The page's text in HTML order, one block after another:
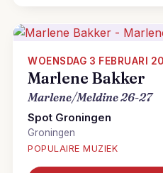
WOENSDAG 3 FEBRUARI
Marlene Bakker
Marlene/Meldine 26-27
Spot Groningen
Groningen
POPULAIRE MUZIEK